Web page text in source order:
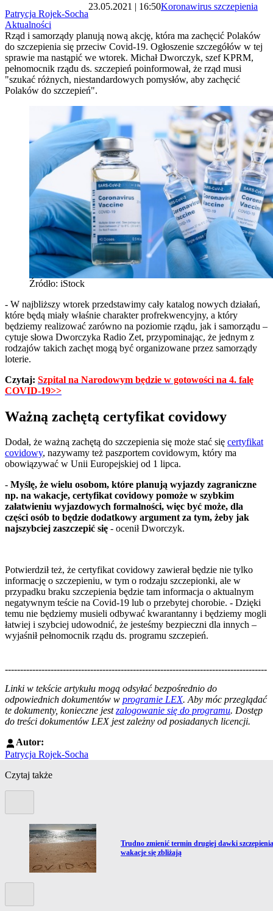
Patrycja Rojek-Socha
23.05.2021 | 16:50Koronawirus szczepienia
Aktualności
Rząd i samorządy planują nową akcję, która ma zachęcić Polaków
do szczepienia się przeciw Covid-19. Ogłoszenie szczegółów w tej
sprawie ma nastąpić we wtorek. Michał Dworczyk, szef KPRM,
pełnomocnik rządu ds. szczepień poinformował, że rząd musi
"szukać różnych, niestandardowych pomysłów, aby zachęcić
Polaków do szczepień".
Źródło: iStock
- W najbliższy wtorek przedstawimy cały katalog nowych działań,
które będą miały właśnie charakter profrekwencyjny, a który
będziemy realizować zarówno na poziomie rządu, jak i samorządu –
cytuje słowa Dworczyka Radio Zet, przypominając, że jednym z
rodzajów takich zachęt mogą być organizowane przez samorządy
loterie.
Czytaj: Szpital na Narodowym będzie w gotowości na 4. falę
COVID-19>>
Ważną zachętą certyfikat covidowy
Dodał, że ważną zachętą do szczepienia się może stać się certyfikat
covidowy, nazywamy też paszportem covidowym, który ma
obowiązywać w Unii Europejskiej od 1 lipca.
- Myślę, że wielu osobom, które planują wyjazdy zagraniczne
np. na wakacje, certyfikat covidowy pomoże w szybkim
załatwieniu wyjazdowych formalności, więc być może, dla
części osób to będzie dodatkowy argument za tym, żeby jak
najszybciej zaszczepić się - ocenił Dworczyk.
Potwierdził też, że certyfikat covidowy zawierał będzie nie tylko
informację o szczepieniu, w tym o rodzaju szczepionki, ale w
przypadku braku szczepienia będzie tam informacja o aktualnym
negatywnym teście na Covid-19 lub o przebytej chorobie. - Dzięki
temu nie będziemy musieli odbywać kwarantanny i będziemy mogli
łatwiej i szybciej udowodnić, że jesteśmy bezpieczni dla innych –
wyjaśnił pełnomocnik rządu ds. programu szczepień.
--------------------------------------------------------------------------------------
Linki w tekście artykułu mogą odsyłać bezpośrednio do
odpowiednich dokumentów w programie LEX. Aby móc przeglądać
te dokumenty, konieczne jestzalogowanie się do programu. Dostęp
do treści dokumentów LEX jest zależny od posiadanych licencji.
Autor:
Patrycja Rojek-Socha
Czytaj także
Przejdź do artykułu:
Trudno zmienić termin drugiej dawki
wakacje się zbliżają